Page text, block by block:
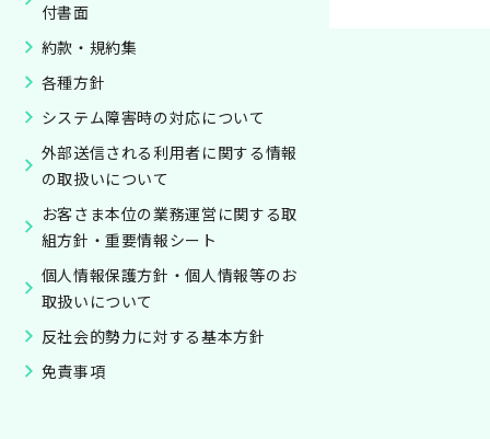
付書面
約款・規約集
各種方針
システム障害時の対応について
外部送信される利用者に関する情報
の取扱いについて
お客さま本位の業務運営に関する取
組方針・重要情報シート
個人情報保護方針・個人情報等のお
取扱いについて
反社会的勢力に対する基本方針
免責事項